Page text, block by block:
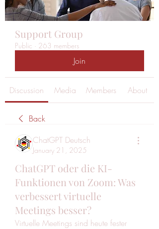
Support Group
Public · 263 members
Join
Discussion Media Members About
Back
ChatGPT Deutsch
January 21, 2025
ChatGPT oder die KI-
Funktionen von Zoom: Was
verbessert virtuelle
Meetings besser?
Virtuelle Meetings sind heute fester